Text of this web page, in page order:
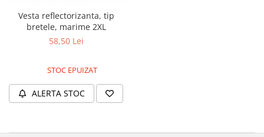
Vesta reflectorizanta, tip
bretele, marime 2XL
58,50 Lei
STOC EPUIZAT
ALERTA STOC